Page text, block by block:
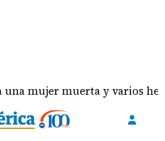
muerta y varios heridos en